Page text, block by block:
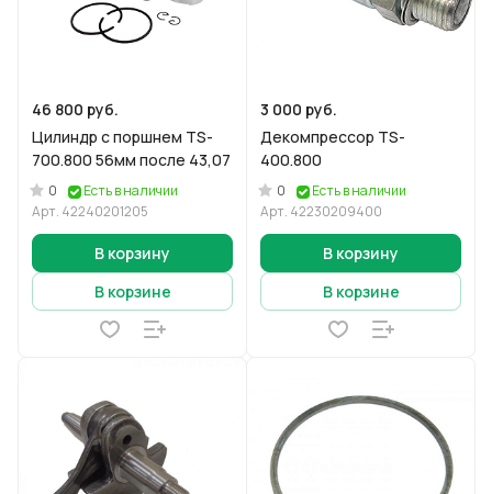
46 800 руб.
Цилиндр с поршнем TS-
700.800 56мм после 43,07
0
Есть в наличии
Арт. 42240201205
В корзину
В корзине
3 000 руб.
Декомпрессор TS-
400.800
0
Есть в наличии
Арт. 42230209400
В корзину
В корзине